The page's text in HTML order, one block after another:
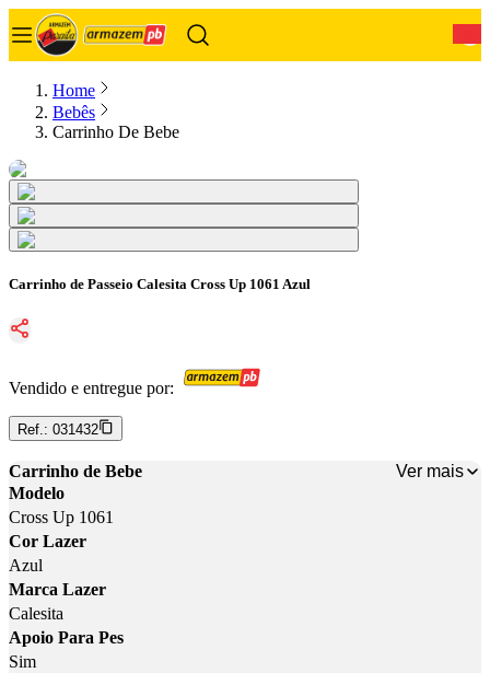
Home
Bebês
Carrinho De Bebe
Carrinho de Passeio Calesita Cross Up 1061 Azul
Vendido e entregue por:
Ref.: 031432
Carrinho de Bebe
Ver mais
Modelo
Cross Up 1061
Cor Lazer
Azul
Marca Lazer
Calesita
Apoio Para Pes
Sim